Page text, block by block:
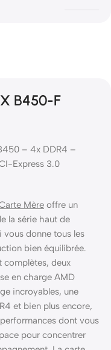
B450-F
– 4x DDR4 –
Express 3.0
Mère offre un
la série haut de
donne tous les
bien équilibrée.
complètes, deux
en charge AMD
incroyables, une
et bien plus encore,
dont vous
pour concentrer